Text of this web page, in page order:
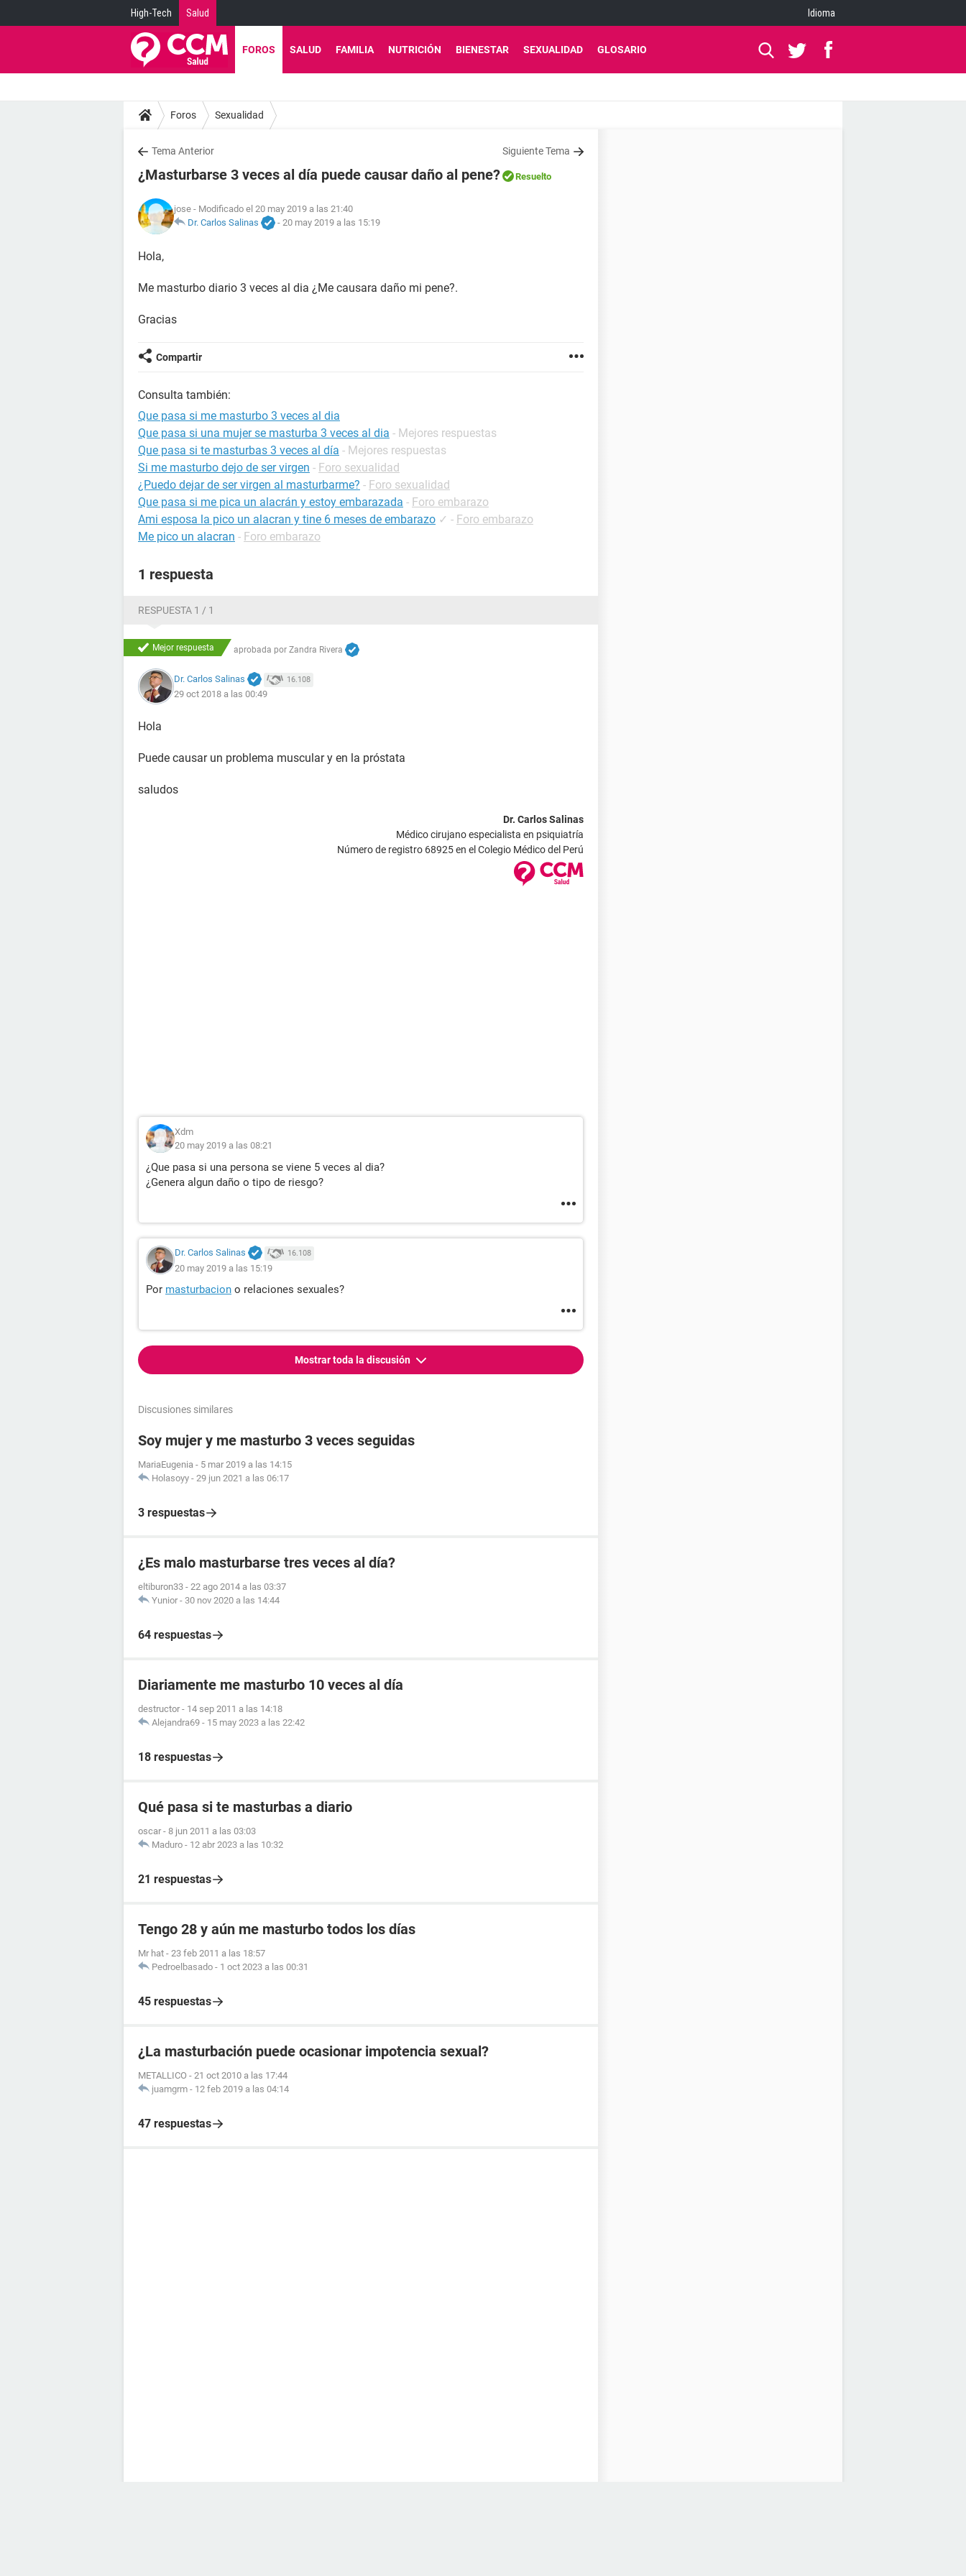
High-Tech Salud Idioma
FOROS SALUD FAMILIA NUTRICIÓN BIENESTAR SEXUALIDAD GLOSARIO
Foros Sexualidad
Tema Anterior Siguiente Tema
¿Masturbarse 3 veces al día puede causar daño al pene? Resuelto
jose - Modificado el 20 may 2019 a las 21:40
Dr. Carlos Salinas
- 20 may 2019 a las 15:19
Hola,
Me masturbo diario 3 veces al dia ¿Me causara daño mi pene?.
Gracias
Compartir
Consulta también:
Que pasa si me masturbo 3 veces al dia
Que pasa si una mujer se masturba 3 veces al dia - Mejores respuestas
Que pasa si te masturbas 3 veces al día - Mejores respuestas
Si me masturbo dejo de ser virgen - Foro sexualidad
¿Puedo dejar de ser virgen al masturbarme? - Foro sexualidad
Que pasa si me pica un alacrán y estoy embarazada - Foro embarazo
Ami esposa la pico un alacran y tine 6 meses de embarazo ✓ - Foro embarazo
Me pico un alacran - Foro embarazo
1 respuesta
RESPUESTA 1 / 1
Mejor respuesta aprobada por Zandra Rivera
Dr. Carlos Salinas 16.108
29 oct 2018 a las 00:49
Hola
Puede causar un problema muscular y en la próstata
saludos
Dr. Carlos Salinas
Médico cirujano especialista en psiquiatría
Número de registro 68925 en el Colegio Médico del Perú
Xdm
20 may 2019 a las 08:21
¿Que pasa si una persona se viene 5 veces al dia?
¿Genera algun daño o tipo de riesgo?
Dr. Carlos Salinas 16.108
20 may 2019 a las 15:19
Por masturbacion o relaciones sexuales?
Mostrar toda la discusión
Discusiones similares
Soy mujer y me masturbo 3 veces seguidas
MariaEugenia - 5 mar 2019 a las 14:15
Holasoyy - 29 jun 2021 a las 06:17
3 respuestas
¿Es malo masturbarse tres veces al día?
eltiburon33 - 22 ago 2014 a las 03:37
Yunior - 30 nov 2020 a las 14:44
64 respuestas
Diariamente me masturbo 10 veces al día
destructor - 14 sep 2011 a las 14:18
Alejandra69 - 15 may 2023 a las 22:42
18 respuestas
Qué pasa si te masturbas a diario
oscar - 8 jun 2011 a las 03:03
Maduro - 12 abr 2023 a las 10:32
21 respuestas
Tengo 28 y aún me masturbo todos los días
Mr hat - 23 feb 2011 a las 18:57
Pedroelbasado - 1 oct 2023 a las 00:31
45 respuestas
¿La masturbación puede ocasionar impotencia sexual?
METALLICO - 21 oct 2010 a las 17:44
juamgrm - 12 feb 2019 a las 04:14
47 respuestas